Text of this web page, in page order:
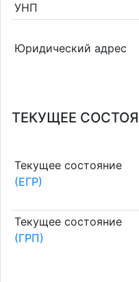
УНП
Юридический адрес
ТЕКУЩЕЕ
Текущее состояние
(ЕГР)
Текущее состояние
(ГРП)